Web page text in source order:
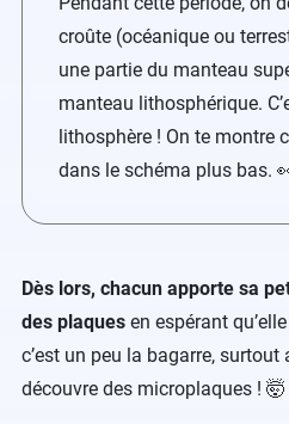
croûte (océanique ou
une partie du manteau
manteau lithosphérique.
lithosphère ! On te montre
dans le schéma plus bas.
Dès lors, chacun apporte sa
des plaques en espérant
c’est un peu la bagarre, surtout
découvre des microplaques ! 🤯